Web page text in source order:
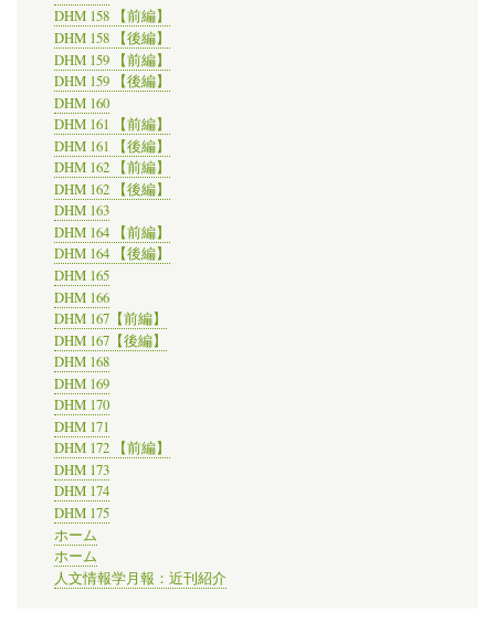
DHM 158 【前編】
DHM 158 【後編】
DHM 159 【前編】
DHM 159 【後編】
DHM 160
DHM 161 【前編】
DHM 161 【後編】
DHM 162 【前編】
DHM 162 【後編】
DHM 163
DHM 164 【前編】
DHM 164 【後編】
DHM 165
DHM 166
DHM 167【前編】
DHM 167【後編】
DHM 168
DHM 169
DHM 170
DHM 171
DHM 172 【前編】
DHM 173
DHM 174
DHM 175
ホーム
ホーム
人文情報学月報：近刊紹介